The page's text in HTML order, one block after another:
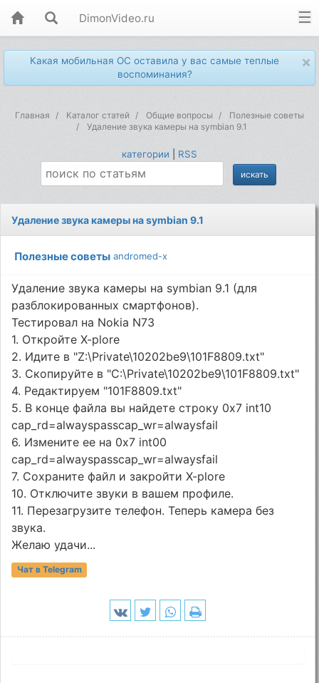
DimonVideo.ru
×
Какая мобильная ОС оставила у вас самые теплые
воспоминания?
Главная Каталог статей Общие вопросы
Полезные советы
Удаление звука камеры на symbian 9.1
категории RSS
Удаление звука камеры на symbian 9.1
Полезные советы andromed-x
Удаление звука камеры на symbian 9.1 (для
разблокированных смартфонов).
Тестировал на Nokia N73
1. Откройте X-plore
2. Идите в "Z:\Private\10202be9\101F8809.txt"
3. Скопируйте в "C:\Private\10202be9\101F8809.txt"
4. Редактируем "101F8809.txt"
5. В конце файла вы найдете строку 0x7 int10
cap_rd=alwayspasscap_wr=alwaysfail
6. Измените ее на 0x7 int00
cap_rd=alwayspasscap_wr=alwaysfail
7. Сохраните файл и закройти X-plore
10. Отключите звуки в вашем профиле.
11. Перезагрузите телефон. Теперь камера без
звука.
Желаю удачи...
Чат в Telegram